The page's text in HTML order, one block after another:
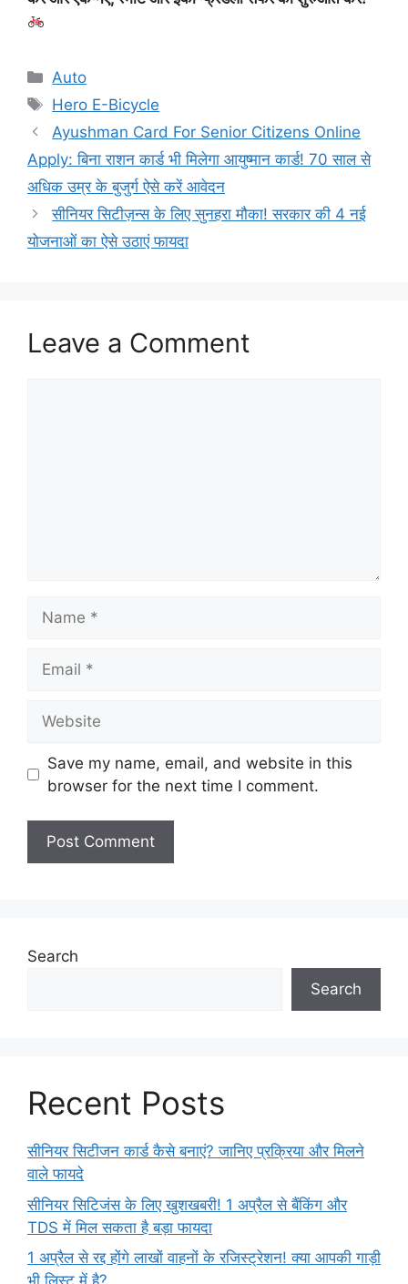
Categories
Auto
Tags
Hero E-Bicycle
Ayushman Card For Senior Citizens Online
Apply: बिना राशन कार्ड भी मिलेगा आयुष्मान कार्ड! 70 साल से
अधिक उम्र के बुजुर्ग ऐसे करें आवेदन
सीनियर सिटीज़न्स के लिए सुनहरा मौका! सरकार की 4 नई
योजनाओं का ऐसे उठाएं फायदा
Leave a Comment
Save my name, email, and website in this
browser for the next time I comment.
Search
Search
Recent Posts
सीनियर सिटीजन कार्ड कैसे बनाएं? जानिए प्रक्रिया और मिलने
वाले फायदे
सीनियर सिटिजंस के लिए खुशखबरी! 1 अप्रैल से बैंकिंग और
TDS में मिल सकता है बड़ा फायदा
1 अप्रैल से रद्द होंगे लाखों वाहनों के रजिस्ट्रेशन! क्या आपकी गाड़ी